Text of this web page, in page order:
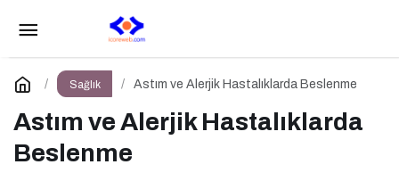
Sağlık Astım ve Alerjik Hastalıklarda Beslenme
Astım ve Alerjik Hastalıklarda
Beslenme
Kanser Hastalıklarında Beslenme
Yorum Yap